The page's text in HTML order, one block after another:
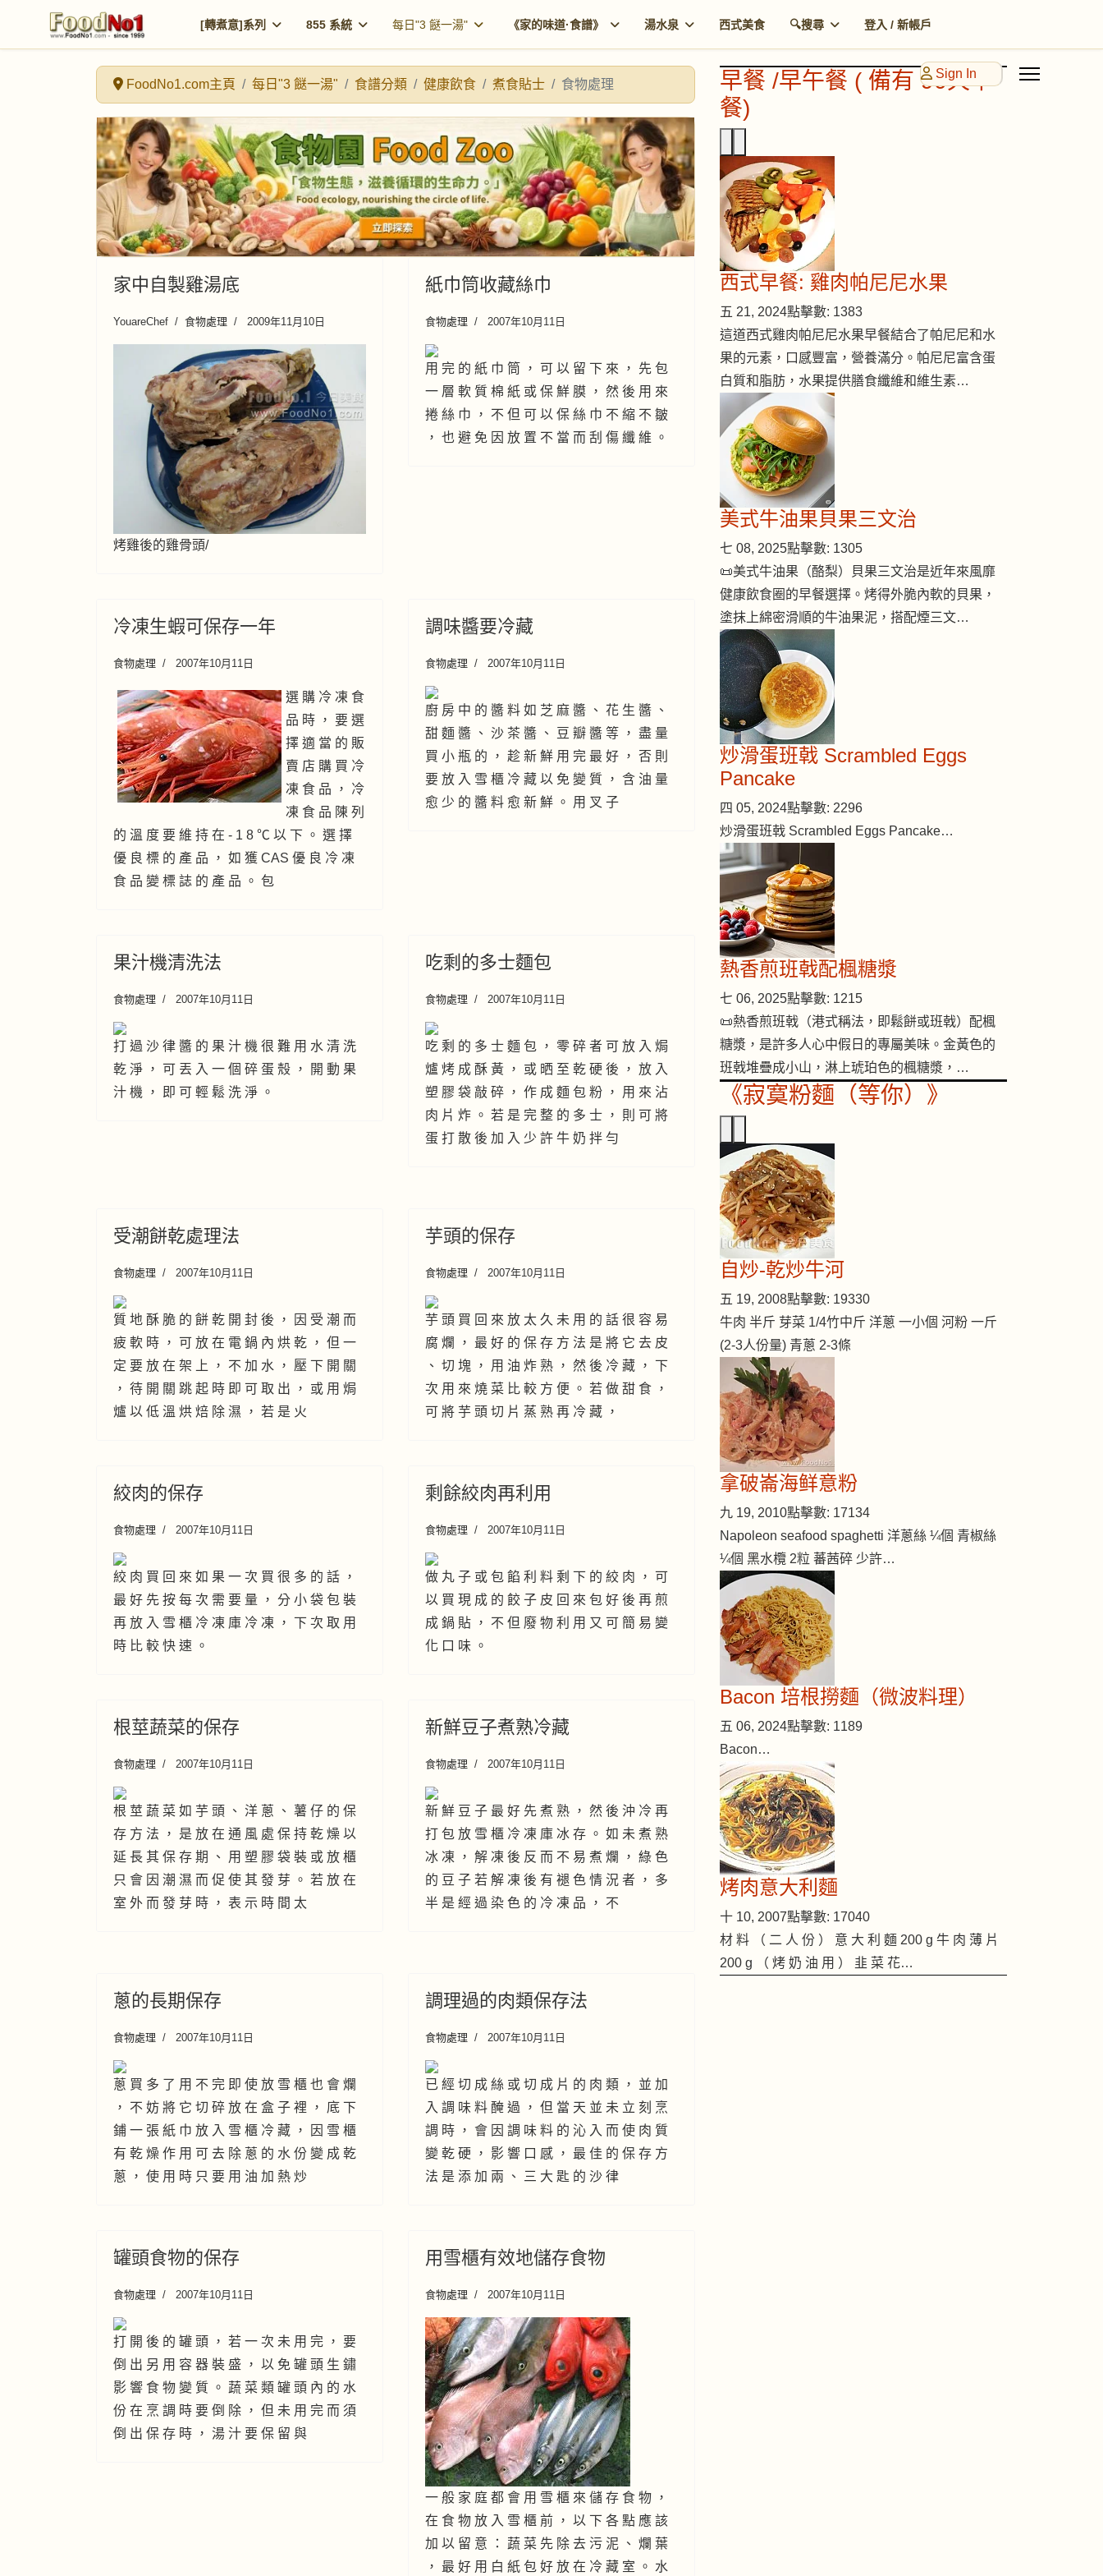
[轉煮意]系列 855 系統 每日"3 餸一湯" 《家的味道·食譜》 湯水泉 西式美食 🔍搜尋 登入 / 新帳戶
Sign In
FoodNo1.com主頁 每日"3 餸一湯" 食譜分類 健康飲食 煮食貼士 食物處理
家中自製雞湯底
YouareChef 食物處理 2009年11月10日
烤雞後的雞骨頭/
紙巾筒收藏絲巾
食物處理 2007年10月11日
用 完 的 紙 巾 筒 ， 可 以 留 下 來 ， 先 包
一 層 軟 質 棉 紙 或 保 鮮 膜 ， 然 後 用 來
捲 絲 巾 ， 不 但 可 以 保 絲 巾 不 縮 不 皺
， 也 避 免 因 放 置 不 當 而 刮 傷 纖 維 。
冷凍生蝦可保存一年
食物處理 2007年10月11日
選 購 冷 凍 食
品 時 ， 要 選
擇 適 當 的 販
賣 店 購 買 冷
凍 食 品 ， 冷
凍 食 品 陳 列
的 溫 度 要 維 持 在 - 1 8 ℃ 以 下 。 選 擇
優 良 標 的 產 品 ， 如 獲 CAS 優 良 冷 凍
食 品 變 標 誌 的 產 品 。 包
調味醬要冷藏
食物處理 2007年10月11日
廚 房 中 的 醬 料 如 芝 麻 醬 、 花 生 醬 、
甜 麵 醬 、 沙 茶 醬 、 豆 瓣 醬 等 ， 盡 量
買 小 瓶 的 ， 趁 新 鮮 用 完 最 好 ， 否 則
要 放 入 雪 櫃 冷 藏 以 免 變 質 ， 含 油 量
愈 少 的 醬 料 愈 新 鮮 。 用 叉 子
果汁機清洗法
食物處理 2007年10月11日
打 過 沙 律 醬 的 果 汁 機 很 難 用 水 清 洗
乾 淨 ， 可 丟 入 一 個 碎 蛋 殼 ， 開 動 果
汁 機 ， 即 可 輕 鬆 洗 淨 。
吃剩的多士麵包
食物處理 2007年10月11日
吃 剩 的 多 士 麵 包 ， 零 碎 者 可 放 入 焗
爐 烤 成 酥 黃 ， 或 晒 至 乾 硬 後 ， 放 入
塑 膠 袋 敲 碎 ， 作 成 麵 包 粉 ， 用 來 沾
肉 片 炸 。 若 是 完 整 的 多 士 ， 則 可 將
蛋 打 散 後 加 入 少 許 牛 奶 拌 勻
受潮餅乾處理法
食物處理 2007年10月11日
質 地 酥 脆 的 餅 乾 開 封 後 ， 因 受 潮 而
疲 軟 時 ， 可 放 在 電 鍋 內 烘 乾 ， 但 一
定 要 放 在 架 上 ， 不 加 水 ， 壓 下 開 關
， 待 開 關 跳 起 時 即 可 取 出 ， 或 用 焗
爐 以 低 溫 烘 焙 除 濕 ， 若 是 火
芋頭的保存
食物處理 2007年10月11日
芋 頭 買 回 來 放 太 久 未 用 的 話 很 容 易
腐 爛 ， 最 好 的 保 存 方 法 是 將 它 去 皮
、 切 塊 ， 用 油 炸 熟 ， 然 後 冷 藏 ， 下
次 用 來 燒 菜 比 較 方 便 。 若 做 甜 食 ，
可 將 芋 頭 切 片 蒸 熟 再 冷 藏 ，
絞肉的保存
食物處理 2007年10月11日
絞 肉 買 回 來 如 果 一 次 買 很 多 的 話 ，
最 好 先 按 每 次 需 要 量 ， 分 小 袋 包 裝
再 放 入 雪 櫃 冷 凍 庫 冷 凍 ， 下 次 取 用
時 比 較 快 速 。
剩餘絞肉再利用
食物處理 2007年10月11日
做 丸 子 或 包 餡 利 料 剩 下 的 絞 肉 ， 可
以 買 現 成 的 餃 子 皮 回 來 包 好 後 再 煎
成 鍋 貼 ， 不 但 廢 物 利 用 又 可 簡 易 變
化 口 味 。
根莖蔬菜的保存
食物處理 2007年10月11日
根 莖 蔬 菜 如 芋 頭 、 洋 蔥 、 薯 仔 的 保
存 方 法 ， 是 放 在 通 風 處 保 持 乾 燥 以
延 長 其 保 存 期 、 用 塑 膠 袋 裝 或 放 櫃
只 會 因 潮 濕 而 促 使 其 發 芽 。 若 放 在
室 外 而 發 芽 時 ， 表 示 時 間 太
新鮮豆子煮熟冷藏
食物處理 2007年10月11日
新 鮮 豆 子 最 好 先 煮 熟 ， 然 後 沖 冷 再
打 包 放 雪 櫃 冷 凍 庫 冰 存 。 如 未 煮 熟
冰 凍 ， 解 凍 後 反 而 不 易 煮 爛 ， 綠 色
的 豆 子 若 解 凍 後 有 褪 色 情 況 者 ， 多
半 是 經 過 染 色 的 冷 凍 品 ， 不
蔥的長期保存
食物處理 2007年10月11日
蔥 買 多 了 用 不 完 即 使 放 雪 櫃 也 會 爛
， 不 妨 將 它 切 碎 放 在 盒 子 裡 ， 底 下
鋪 一 張 紙 巾 放 入 雪 櫃 冷 藏 ， 因 雪 櫃
有 乾 燥 作 用 可 去 除 蔥 的 水 份 變 成 乾
蔥 ， 使 用 時 只 要 用 油 加 熱 炒
調理過的肉類保存法
食物處理 2007年10月11日
已 經 切 成 絲 或 切 成 片 的 肉 類 ， 並 加
入 調 味 料 醃 過 ， 但 當 天 並 未 立 刻 烹
調 時 ， 會 因 調 味 料 的 沁 入 而 使 肉 質
變 乾 硬 ， 影 響 口 感 ， 最 佳 的 保 存 方
法 是 添 加 兩 、 三 大 匙 的 沙 律
罐頭食物的保存
食物處理 2007年10月11日
打 開 後 的 罐 頭 ， 若 一 次 未 用 完 ， 要
倒 出 另 用 容 器 裝 盛 ， 以 免 罐 頭 生 鏽
影 響 食 物 變 質 。 蔬 菜 類 罐 頭 內 的 水
份 在 烹 調 時 要 倒 除 ， 但 未 用 完 而 須
倒 出 保 存 時 ， 湯 汁 要 保 留 與
用雪櫃有效地儲存食物
食物處理 2007年10月11日
一 般 家 庭 都 會 用 雪 櫃 來 儲 存 食 物 ，
在 食 物 放 入 雪 櫃 前 ， 以 下 各 點 應 該
加 以 留 意 ： 蔬 菜 先 除 去 污 泥 、 爛 葉
， 最 好 用 白 紙 包 好 放 在 冷 藏 室 。 水
早餐 /早午餐 ( 備有 90天早
餐)
西式早餐: 雞肉帕尼尼水果
五 21, 2024點擊數: 1383
這道西式雞肉帕尼尼水果早餐結合了帕尼尼和水
果的元素，口感豐富，營養滿分。帕尼尼富含蛋
白質和脂肪，水果提供膳食纖維和維生素…
美式牛油果貝果三文治
七 08, 2025點擊數: 1305
📜美式牛油果（酪梨）貝果三文治是近年來風靡
健康飲食圈的早餐選擇。烤得外脆內軟的貝果，
塗抹上綿密滑順的牛油果泥，搭配煙三文…
炒滑蛋班戟 Scrambled Eggs
Pancake
四 05, 2024點擊數: 2296
炒滑蛋班戟 Scrambled Eggs Pancake…
熱香煎班戟配楓糖漿
七 06, 2025點擊數: 1215
📜熱香煎班戟（港式稱法，即鬆餅或班戟）配楓
糖漿，是許多人心中假日的專屬美味。金黃色的
班戟堆疊成小山，淋上琥珀色的楓糖漿，…
《寂寞粉麵（等你）》
自炒-乾炒牛河
五 19, 2008點擊數: 19330
牛肉 半斤 芽菜 1/4竹中斤 洋蔥 一小個 河粉 一斤
(2-3人份量) 青蔥 2-3條
拿破崙海鲜意粉
九 19, 2010點擊數: 17134
Napoleon seafood spaghetti 洋蔥絲 ¼個 青椒絲
¼個 黑水欖 2粒 蕃茜碎 少許…
Bacon 培根撈麵（微波料理）
五 06, 2024點擊數: 1189
Bacon…
烤肉意大利麵
十 10, 2007點擊數: 17040
材 料 （ 二 人 份 ） 意 大 利 麵 200 g 牛 肉 薄 片
200 g （ 烤 奶 油 用 ） 韭 菜 花…